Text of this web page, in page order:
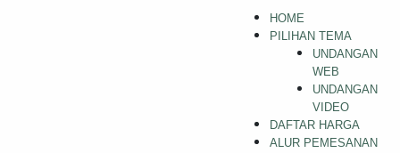
HOME
PILIHAN TEMA
UNDANGAN
WEB
UNDANGAN
VIDEO
DAFTAR HARGA
ALUR PEMESANAN